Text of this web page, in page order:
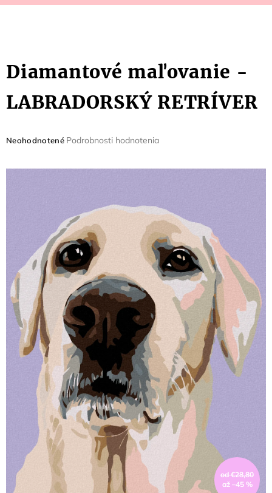
Diamantové maľovanie -
LABRADORSKÝ RETRÍVER
Priemerné
je
Neohodnotené Podrobnosti hodnotenia
od €28,80
až –45 %